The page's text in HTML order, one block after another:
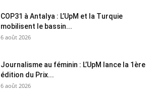
COP31 à Antalya : L’UpM et la Turquie
mobilisent le bassin...
6 août 2026
Journalisme au féminin : L’UpM lance la 1ère
édition du Prix...
6 août 2026